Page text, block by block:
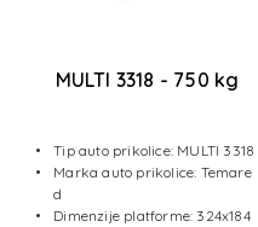
MULTI 3318 - 750 kg
Tip auto prikolice: MULTI 3318
Marka auto prikolice: Temare
d
Dimenzije platforme: 324x184